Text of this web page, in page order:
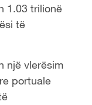
1.03 trilionë
të
një vlerësim
portuale